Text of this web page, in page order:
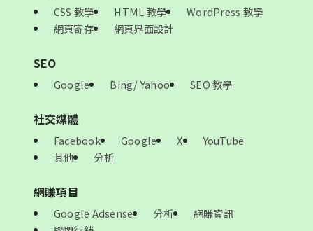
CSS 教學 HTML 教學
WordPress 教學
網頁寄存
網頁界面設計
SEO
Google Bing/ Yahoo SEO 教學
社交媒體
Facebook Google X
YouTube
其他
分析
網賺項目
Google Adsense 分析
網賺資訊